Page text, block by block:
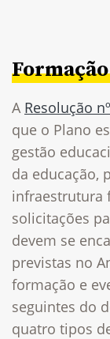
A Resolução
que o Plano
gestão
da educação,
infraestrutura
solicitações
devem se
previstas no
formação e
seguintes do
quatro tipos